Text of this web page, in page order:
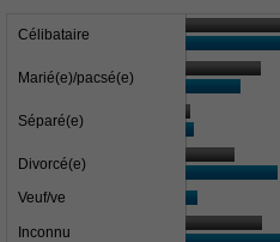
Célibataire
Marié(e)/pacsé(e)
Séparé(e)
Divorcé(e)
Veuf/ve
Inconnu